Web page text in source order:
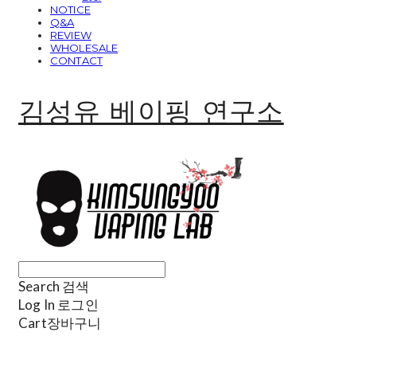
NOTICE
Q&A
REVIEW
WHOLESALE
CONTACT
김성유 베이핑 연구소
Search 검색
Log In 로그인
Cart장바구니